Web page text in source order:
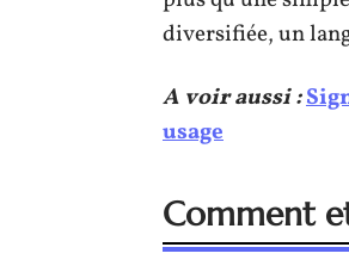
diversifiée, un
A voir aussi :
usage
Comment